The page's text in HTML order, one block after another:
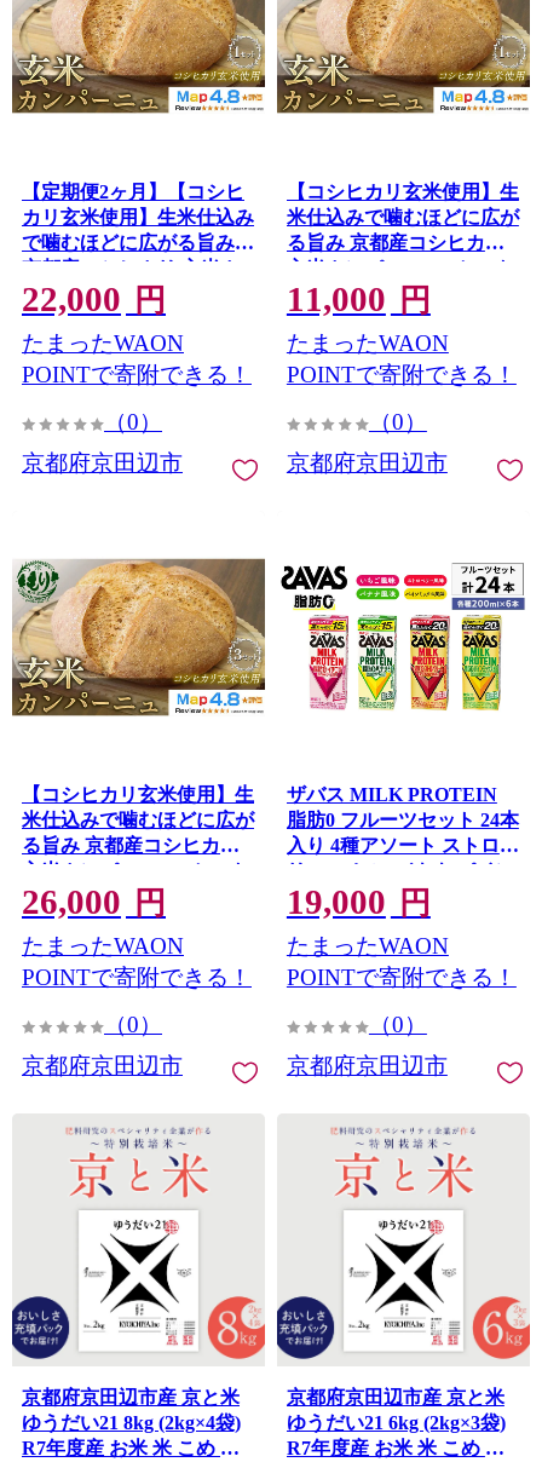
【定期便2ヶ月】【コシヒ
カリ玄米使用】生米仕込み
で噛むほどに広がる旨み
京都産コシヒカリ 玄米カ
ンパーニュ 1セット カンパ
ーニュ パン 米粉パン グル
テンフリー 玄米パン 冷凍
パン 国産米 アレルギー対
22,000 円
たまったWAON
POINTで寄附できる！
（0）
京都府京田辺市
【コシヒカリ玄米使用】生
米仕込みで噛むほどに広が
る旨み 京都産コシヒカリ
玄米カンパーニュ 1セット
カンパーニュ パン 米粉パ
ン グルテンフリー 玄米パ
ン 冷凍パン 国産米 小麦不
使用 アレルギー対応 京都
11,000 円
たまったWAON
POINTで寄附できる！
（0）
京都府京田辺市
【コシヒカリ玄米使用】生
米仕込みで噛むほどに広が
る旨み 京都産コシヒカリ
玄米カンパーニュ 3セット
カンパーニュ パン 米粉パ
ン グルテンフリー 玄米パ
ン 冷凍パン 国産米 小麦不
使用 アレルギー対応 京都
26,000 円
たまったWAON
POINTで寄附できる！
（0）
京都府京田辺市
ザバス MILK PROTEIN
脂肪0 フルーツセット 24本
入り 4種アソート ストロベ
リー いちご バナナ パイン
ミックス プロテイン 健康
食品 飲料 ドリンク ビタミ
ン B6配合 フルーツ
SAVAS
19,000 円
たまったWAON
POINTで寄附できる！
（0）
京都府京田辺市
京都府京田辺市産 京と米
ゆうだい21 8kg (2kg×4袋)
R7年度産 お米 米 こめ コ
京都府京田辺市産 京と米
ゆうだい21 6kg (2kg×3袋)
R7年度産 お米 米 こめ コ